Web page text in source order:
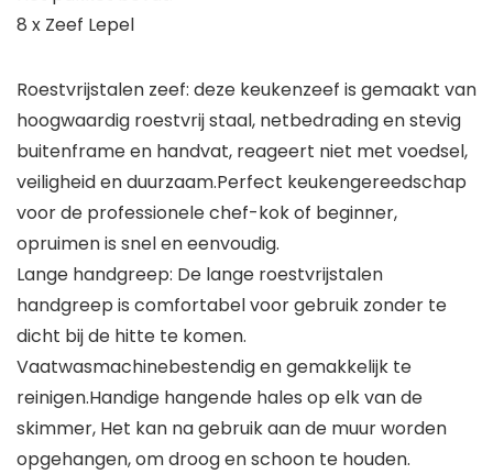
8 x Zeef Lepel
Roestvrijstalen zeef: deze keukenzeef is gemaakt van
hoogwaardig roestvrij staal, netbedrading en stevig
buitenframe en handvat, reageert niet met voedsel,
veiligheid en duurzaam.Perfect keukengereedschap
voor de professionele chef-kok of beginner,
opruimen is snel en eenvoudig.
Lange handgreep: De lange roestvrijstalen
handgreep is comfortabel voor gebruik zonder te
dicht bij de hitte te komen.
Vaatwasmachinebestendig en gemakkelijk te
reinigen.Handige hangende hales op elk van de
skimmer, Het kan na gebruik aan de muur worden
opgehangen, om droog en schoon te houden.